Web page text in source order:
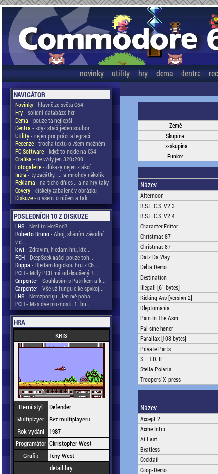
novinky utility hry dema dentra
NAVIGÁTOR
Novinky- hlavně ze světa C64
Hry- solidní databáze her
Dema - pouze ta nejlepší
Dentra - když stačí jeden soubor
Utility- nejen pro práci a legraci
Recenze- trocha textu o všem možném
PC Software- když to nejde na C64
Grafika - ne vždy jen 320x200
Fotogalerie- důkazy nejen z akcí
Intra - ty začátky! ... a mnohdy několik
Reklama - na ticho dňies .. a na hry taky
Covery- diskety zabalené v obrázku
Diskuze- o všem, o ničem a tak
POSLEDNÍCH 10 Z DISKUZE
LHS- Není to HotRod?
Roberto Bruno- Ahoj, sháním závodní
vid...
kiwi - Zdravim, hledam hru, kte...
PCH- DeepSeek našel pouze toh...
Kuppa - Hledám logickou hru z C6...
PCH- Mdlý PCH má odzkoušený R...
Carpenter- Souhlasím s Patrikem a k...
Carpenter- Vše už funguje ke spokoj...
LHS- Nerozporuju. Jen mě poba...
PCH- Mas dve moznosti. 1. bu...
HRA
KRIS
Herní styl
Defender
Multiplayer Bez multiplayeru
Rok vydání
1987
Programátor Christopher West
Grafik
Tony West
detail hry
Země
Skupina
Ex-skupina
Funkce
Název
Afternoon
B.S.L.C.S. V2.3
B.S.L.C.S. V2.4
Character Editor
Christmas 87
Christmas 87
Datz Da Way
Delta Demo
Destination
Illegal! [61 bytes]
Kicking Ass [version 2]
Kleptomania
Pain In The Asm
Pal sine høner
Parallax [108 bytes]
Private Parts
S.L.T.D. II
Stella Polaris
Troopers' X-press
Název
Accept 2
Acme Intro
At Last
Beatless
Cocktail
Coop-Demo